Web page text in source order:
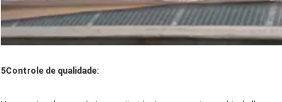
5Controle de qualidade: